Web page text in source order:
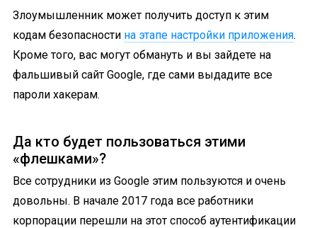
Злоумышленник может получить доступ к этим
кодам безопасности на этапе настройки приложения.
Кроме того, вас могут обмануть и вы зайдете на
фальшивый сайт Google, где сами выдадите все
пароли хакерам.
Да кто будет пользоваться этими
«флешками»?
Все сотрудники из Google этим пользуются и очень
довольны. В начале 2017 года все работники
корпорации перешли на этот способ аутентификации